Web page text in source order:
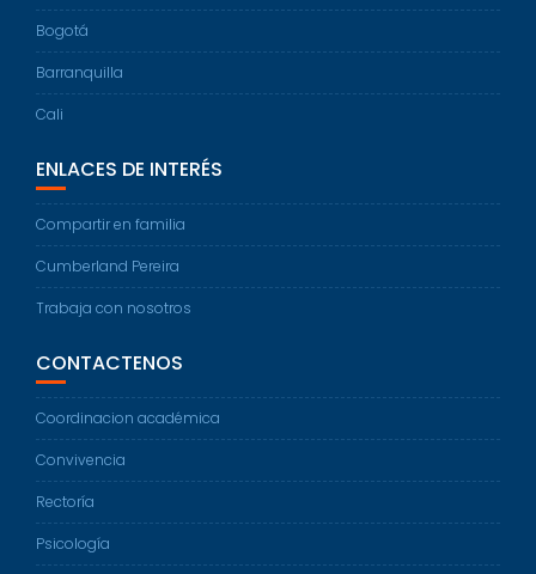
Bogotá
Barranquilla
Cali
ENLACES DE INTERÉS
Compartir en familia
Cumberland Pereira
Trabaja con nosotros
CONTACTENOS
Coordinacion académica
Convivencia
Rectoría
Psicología